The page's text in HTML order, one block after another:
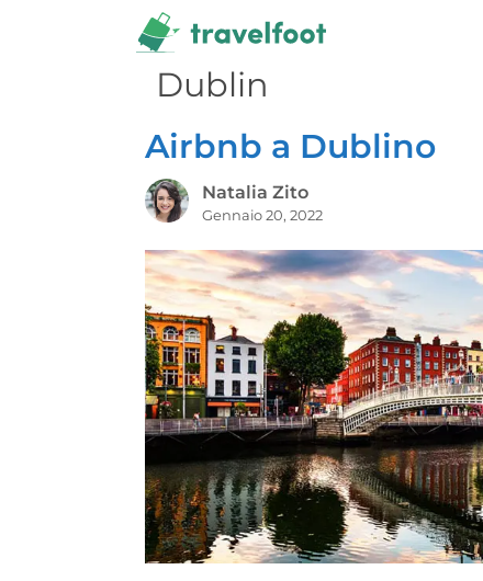
Dublin
Airbnb a Dublino
Natalia Zito
Gennaio 20, 2022